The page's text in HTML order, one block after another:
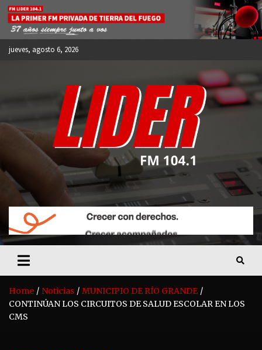
Skip
content
jueves, agosto 6, 2026
FM LIDER 104.1
Home Noticias
MUNICIPIO DE RÍO GRANDE
CONTINÚAN LOS CIRCUITOS DE SALUD ESCOLAR EN LOS
CMS